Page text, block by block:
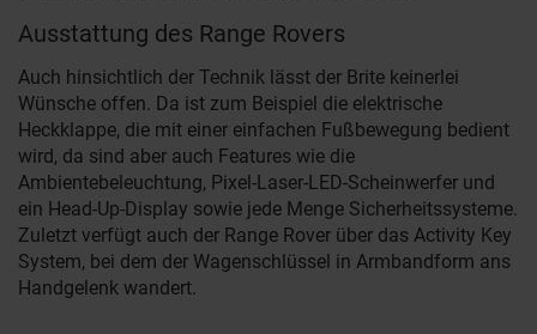
Ausstattung des Range Rovers
Auch hinsichtlich der Technik lässt der Brite keinerlei
Wünsche offen. Da ist zum Beispiel die elektrische
Heckklappe, die mit einer einfachen Fußbewegung bedient
wird, da sind aber auch Features wie die
Ambientebeleuchtung, Pixel-Laser-LED-Scheinwerfer und
ein Head-Up-Display sowie jede Menge Sicherheitssysteme.
Zuletzt verfügt auch der Range Rover über das Activity Key
System, bei dem der Wagenschlüssel in Armbandform ans
Handgelenk wandert.